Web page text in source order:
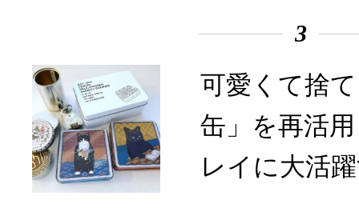
3
可愛くて捨
缶」を再活
レイに大活